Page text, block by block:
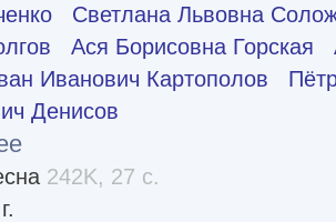
Светлана Львовна
Ася Борисовна Горская
Иванович Картополов
Денисов
242K, 27 с.